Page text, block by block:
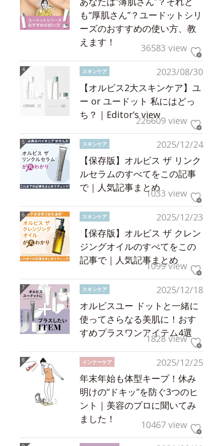
も“厚肌さん”？ユードットシリ
ーズのおすすめの使い方、教
えます！
36583 view
2023/08/30
スキンケア
【オルビス2大スキンケア】ユ
ー or ユードット 私にはどっ
ち？｜Editor’s view226609 view
2025/12/24
スキンケア
【保存版】オルビス ザ リンク
ルセラムのすべてをこの記事
で｜人気記事まとめ1033 view
2025/12/23
スキンケア
【保存版】オルビス ザ クレン
ジングオイルのすべてをこの
記事で｜人気記事まとめ
1099 view
2025/12/18
スキンケア
オルビスユー ドットと一緒に
使ってさらなる美肌に！おす
すめプラスワンアイテム4選
1828 view
2025/12/25
インナーケア
年末年始も体型キープ！休み
明けの“ドキッ”を防ぐ3つのヒ
ント｜美容のプロに聞いてみ
ました！
10467 view